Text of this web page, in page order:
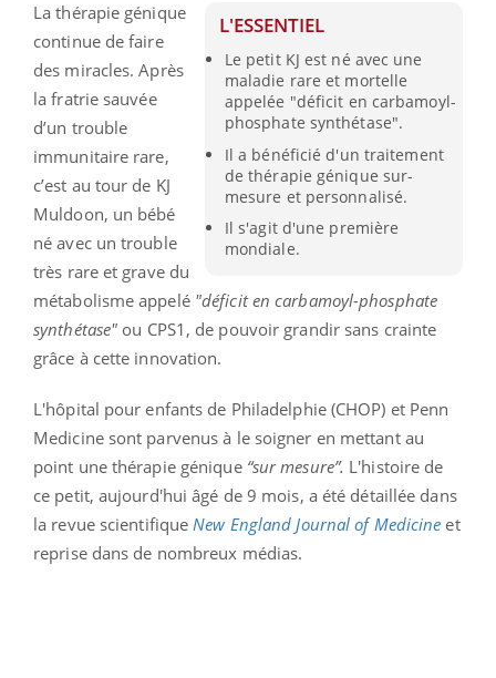
L'ESSENTIEL
Le petit KJ est né avec une
maladie rare et mortelle
appelée "déficit en carbamoyl-
phosphate synthétase".
Il a bénéficié d'un traitement
de thérapie génique sur-
mesure et personnalisé.
Il s'agit d'une première
mondiale.
La thérapie génique
continue de faire
des miracles. Après
la fratrie sauvée
d’un trouble
immunitaire rare,
c’est au tour de KJ
Muldoon, un bébé
né avec un trouble
très rare et grave du
métabolisme appelé "déficit en carbamoyl-phosphate
synthétase" ou CPS1, de pouvoir grandir sans crainte
grâce à cette innovation.
L'hôpital pour enfants de Philadelphie (CHOP) et Penn
Medicine sont parvenus à le soigner en mettant au
point une thérapie génique “sur mesure”. L'histoire de
ce petit, aujourd'hui âgé de 9 mois, a été détaillée dans
la revue scientifiqueNew England Journal of Medicine et
reprise dans de nombreux médias.